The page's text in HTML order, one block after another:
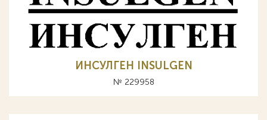
ИНСУЛГЕН INSULGEN
№ 229958